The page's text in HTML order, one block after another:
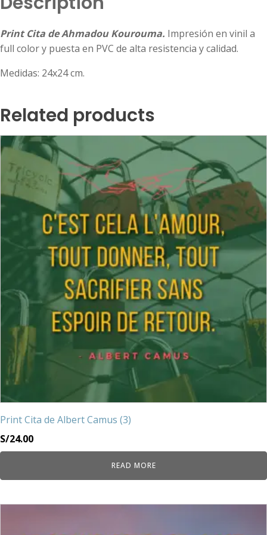
Print Cita de Ahmadou Kourouma. Impresión en vinil a
full color y puesta en PVC de alta resistencia y calidad.
Medidas: 24x24 cm.
Related products
Print Cita de Albert Camus (3)
S/24.00
READ MORE